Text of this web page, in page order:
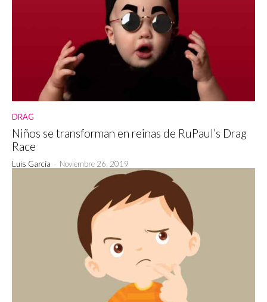
DRAG
Niños se transforman en reinas de RuPaul’s Drag
Race
Luis García - Noviembre 26, 2019